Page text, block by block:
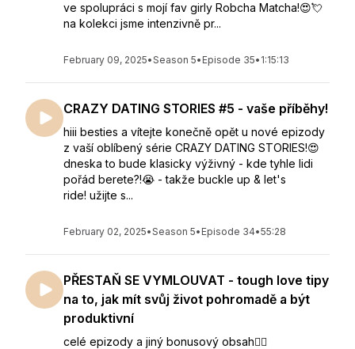
ve spolupráci s mojí fav girly Robcha M⁣⁣⁣atcha!😍💘
na kolekci jsme intenzivně pr...
February 09, 2025•Season 5• Episode 35• 1:15:13
CRAZY DATING STORIES #5 - vaše příběhy!
hiii besties a vítejte konečně opět u nové epizody
z vaší oblíbený série CRAZY DATING STORIES!😍
dneska to bude klasicky výživný - kde tyhle lidi
pořád berete?!😭 - takže buckle up & let's
ride! užijte s...
February 02, 2025•Season 5• Episode 34•55:28
PŘESTAŇ SE VYMLOUVAT - tough love tipy
na to, jak mít svůj život pohromadě a být
produktivní
celé epizody a jiný bonusový obsah👇🏻